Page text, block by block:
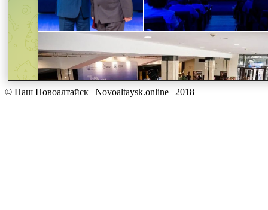
© Наш Новоалтайск | Novoaltaysk.online | 2018